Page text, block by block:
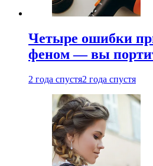
Четыре ошибки
феном — вы
2 года спустя2 года спустя